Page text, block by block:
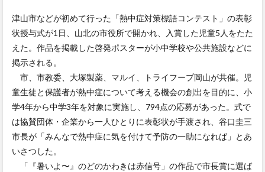
津山市などが初めて行った「熱中症対策標語コンテスト」の表彰
状授与式が1日、山北の市役所で開かれ、入賞した児童5人をたた
えた。作品を掲載した啓発ポスターが小中学校や公共施設などに
掲示される。
市、市教委、大塚製薬、マルイ、トライフープ岡山が共催。児
童生徒と保護者が熱中症について考える機会の創出を目的に、小
学4年から中学3年を対象に実施し、794点の応募があった。式で
は協賛団体・企業から一人ひとりに表彰状が手渡され、谷口圭三
市長が「みんなで熱中症に気を付けて予防の一助になれば」とあ
いさつした。
「『暑いよ〜』のどのかわきは赤信号」の作品で市長賞に選ば